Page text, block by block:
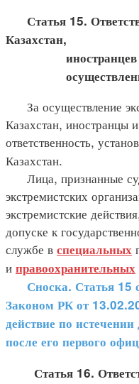
Статья 15.
Казахстан,
иностранцев и
осуществление
За осуществление
Казахстан, иностранцы
ответственность,
Казахстан.
Лица, признанные
экстремистских
экстремистские
допуске к
службе в специальных
и правоохранительных
Сноска. Статья 15
Законом РК от
действие по
после его первого
Статья 16.